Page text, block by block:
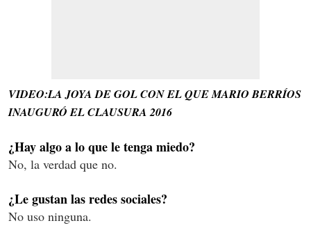
VIDEO:LA JOYA DE GOL CON EL QUE MARIO BERRÍOS
INAUGURÓ EL CLAUSURA 2016
¿Hay algo a lo que le tenga miedo?
No, la verdad que no.
¿Le gustan las redes sociales?
No uso ninguna.